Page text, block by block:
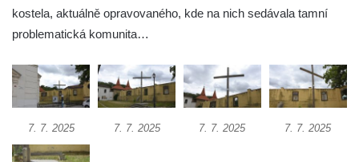
Kříž na zahradě domu čp. 127 v Římově
Kříž u fary v Římově
Boží muka u hřbitova v Římově
Centrální kříž hřbitova v Římově
Kříž na návsi v Dolním Třeboníně
Kříž poblíž domu čp. 169 v Plavu
kostela, aktuálně opravovaného, kde na nich sedávala tamní
problematická komunita…
7. 7. 2025 7. 7. 2025 7. 7. 2025 7. 7. 2025